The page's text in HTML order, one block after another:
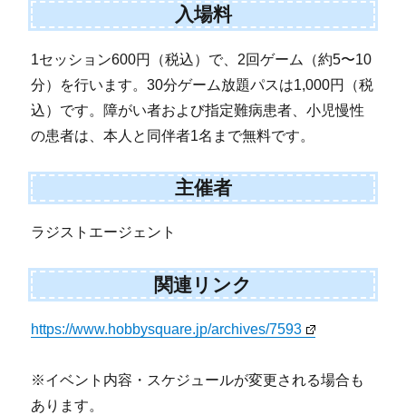
入場料
1セッション600円（税込）で、2回ゲーム（約5〜10
分）を行います。30分ゲーム放題パスは1,000円（税
込）です。障がい者および指定難病患者、小児慢性
の患者は、本人と同伴者1名まで無料です。
主催者
ラジストエージェント
関連リンク
https://www.hobbysquare.jp/archives/7593
※イベント内容・スケジュールが変更される場合も
あります。